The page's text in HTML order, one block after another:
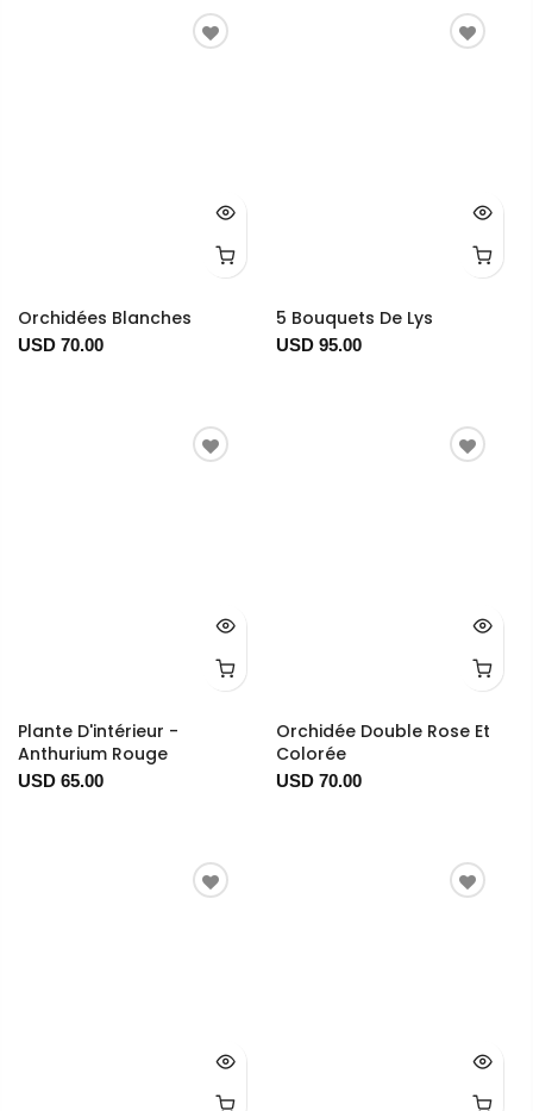
Orchidées Blanches
USD 70.00
5 Bouquets De Lys
USD 95.00
Plante D'intérieur -
Anthurium Rouge
USD 65.00
Orchidée Double Rose Et
Colorée
USD 70.00